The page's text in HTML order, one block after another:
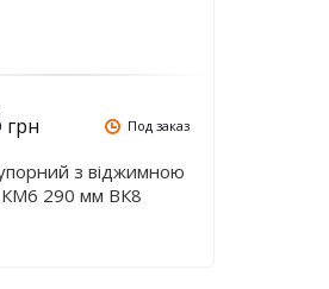
грн Под заказ
з віджимною
КМ6 290 мм ВК8